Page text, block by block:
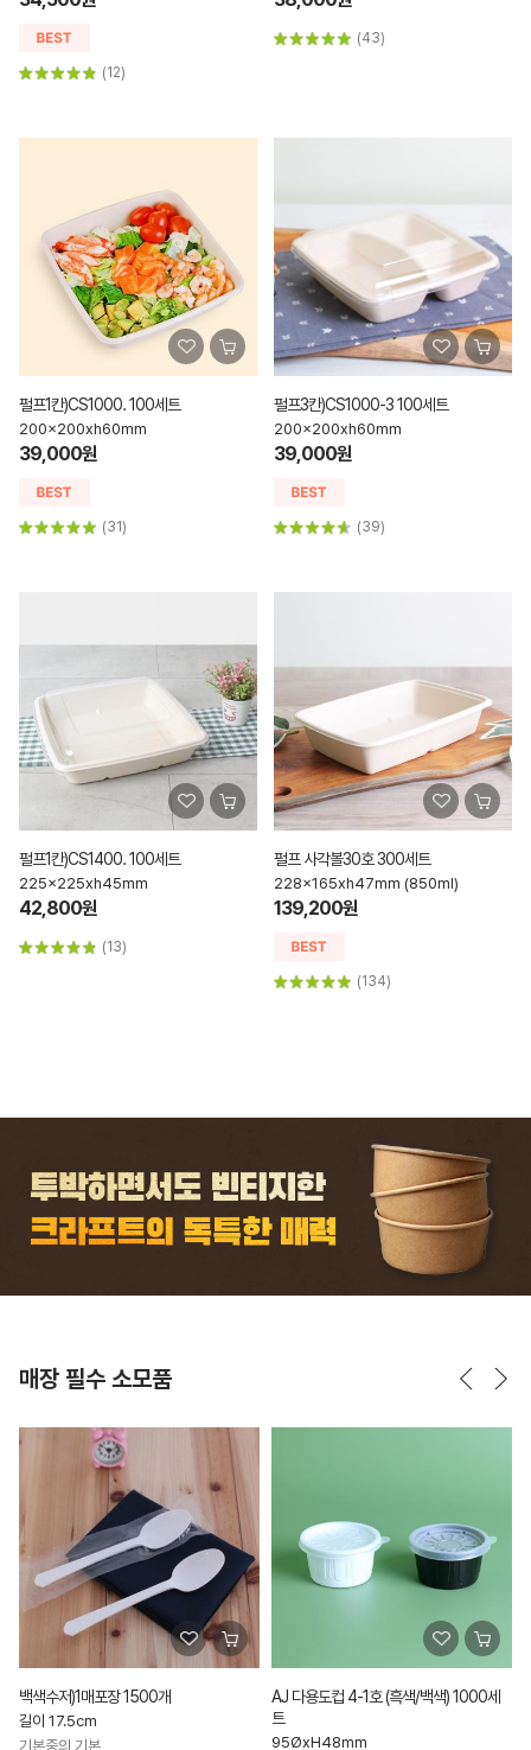
(12)
(43)
펄프1칸)CS1000. 100세트
200x200xh60mm
39,000원
(31)
펄프3칸)CS1000-3 100세트
200x200xh60mm
39,000원
(39)
펄프1칸)CS1400. 100세트
225x225xh45mm
42,800원
(13)
펄프 사각볼30호 300세트
228x165xh47mm (850ml)
139,200원
(134)
매장 필수 소모품
백색수저)1매포장 1500개
길이 17.5cm
기본중의 기본
AJ 다용도컵 4-1호 (흑색/백색) 1000세
트
95ØxH48mm